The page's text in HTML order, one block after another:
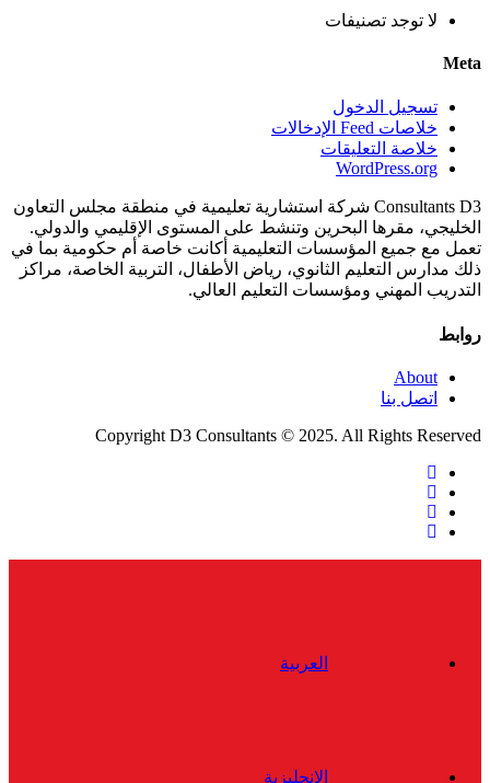
لا توجد تصنيفات
Meta
تسجيل الدخول
خلاصات Feed الإدخالات
خلاصة التعليقات
WordPress.org
Consultants D3 شركة استشارية تعليمية في منطقة مجلس التعاون
الخليجي، مقرها البحرين وتنشط على المستوى الإقليمي والدولي.
تعمل مع جميع المؤسسات التعليمية أكانت خاصة أم حكومية بما في
ذلك مدارس التعليم الثانوي، رياض الأطفال، التربية الخاصة، مراكز
التدريب المهني ومؤسسات التعليم العالي.
روابط
About
اتصل بنا
Copyright D3 Consultants © 2025. All Rights Reserved
twitter
facebook
linkedin
instagram
العربية
الإنجليزية